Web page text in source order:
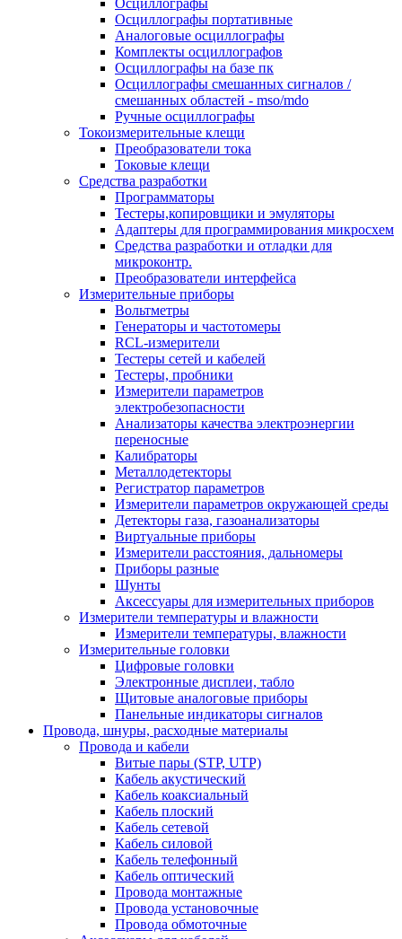
Осциллографы портативные
Аналоговые осциллографы
Комплекты осциллографов
Осциллографы на базе пк
Осциллографы смешанных сигналов /
смешанных областей - mso/mdo
Ручные осциллографы
Токоизмерительные клещи
Преобразователи тока
Токовые клещи
Средства разработки
Программаторы
Тестеры,копировщики и эмуляторы
Адаптеры для программирования микросхем
Cредства разработки и отладки для
микроконтр.
Преобразователи интерфейса
Измерительные приборы
Вольтметры
Генераторы и частотомеры
RCL-измерители
Тестеры сетей и кабелей
Тестеры, пробники
Измерители параметров
электробезопасности
Анализаторы качества электроэнергии
переносные
Калибраторы
Металлодетекторы
Регистратор параметров
Измерители параметров окружающей среды
Детекторы газа, газоанализаторы
Виртуальные приборы
Измерители расстояния, дальномеры
Приборы разные
Шунты
Аксессуары для измерительных приборов
Измерители температуры и влажности
Измерители температуры, влажности
Измерительные головки
Цифровые головки
Электронные дисплеи, табло
Щитовые аналоговые приборы
Панельные индикаторы сигналов
Провода, шнуры, расходные материалы
Провода и кабели
Витые пары (STP, UTP)
Кабель акустический
Кабель коаксиальный
Кабель плоский
Кабель сетевой
Кабель силовой
Кабель телефонный
Кабель оптический
Провода монтажные
Провода установочные
Провода обмоточные